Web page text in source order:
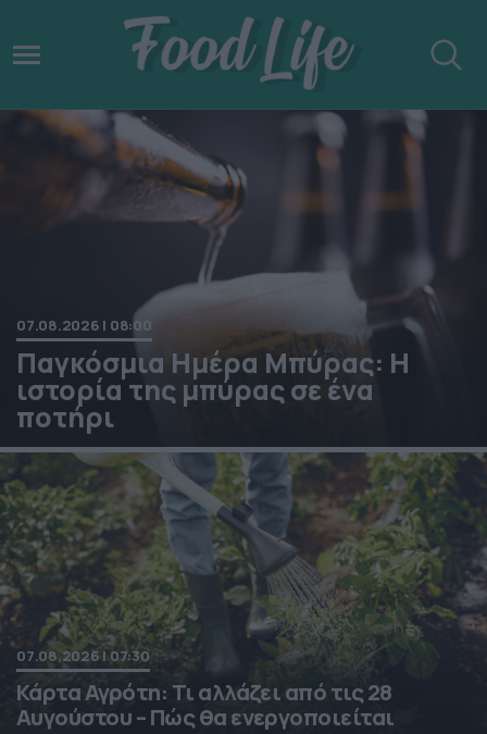
07.08.2026 | 08:00
Παγκόσμια Ημέρα Μπύρας: Η
ιστορία της μπύρας σε ένα
ποτήρι
07.08.2026 | 07:30
Κάρτα Αγρότη: Τι αλλάζει από τις 28
Αυγούστου – Πώς θα ενεργοποιείται